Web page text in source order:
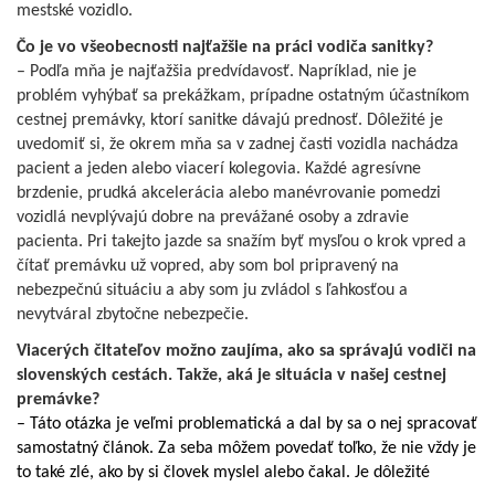
mestské vozidlo.
Čo je vo všeobecnosti najťažšie na práci vodiča sanitky?
– Podľa mňa je najťažšia predvídavosť. Napríklad, nie je
problém vyhýbať sa prekážkam, prípadne ostatným účastníkom
cestnej premávky, ktorí sanitke dávajú prednosť. Dôležité je
uvedomiť si, že okrem mňa sa v zadnej časti vozidla nachádza
pacient a jeden alebo viacerí kolegovia. Každé agresívne
brzdenie, prudká akcelerácia alebo manévrovanie pomedzi
vozidlá nevplývajú dobre na prevážané osoby a zdravie
pacienta. Pri takejto jazde sa snažím byť mysľou o krok vpred a
čítať premávku už vopred, aby som bol pripravený na
nebezpečnú situáciu a aby som ju zvládol s ľahkosťou a
nevytváral zbytočne nebezpečie.
Viacerých čitateľov možno zaujíma, ako sa správajú vodiči na
slovenských cestách. Takže, aká je situácia v našej cestnej
premávke?
– Táto otázka je veľmi problematická a dal by sa o nej spracovať
samostatný článok. Za seba môžem povedať toľko, že nie vždy je
to také zlé, ako by si človek myslel alebo čakal. Je dôležité